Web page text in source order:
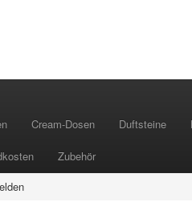
Cream-Dosen Duftsteine
Zubehör